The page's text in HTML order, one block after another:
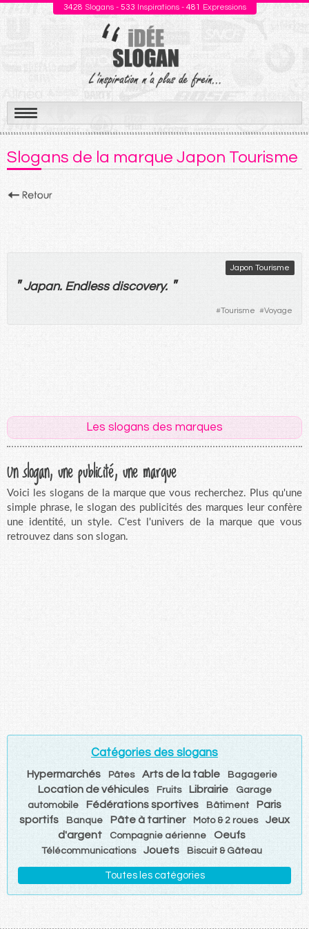
3428 Slogans - 533 Inspirations - 481 Expressions
Aller
au
contenu
Slogans de la marque Japon Tourisme
Japon Tourisme
"Japan. Endless discovery. "
#Tourisme #Voyage
Les slogans des marques
Un slogan, une publicité, une marque
Voici les slogans de la marque que vous recherchez. Plus qu'une
simple phrase, le slogan des publicités des marques leur confère
une identité, un style. C'est l'univers de la marque que vous
retrouvez dans son slogan.
Catégories des slogans
Hypermarchés Pâtes Arts de la table Bagagerie
Location de véhicules Fruits Librairie
Garage
automobile
Fédérations sportives Bâtiment
Paris
sportifs
Banque Pâte à tartiner Moto & 2 roues
Jeux
d'argent
Compagnie aérienne Oeufs
Télécommunications Jouets Biscuit & Gâteau
Toutes les catégories